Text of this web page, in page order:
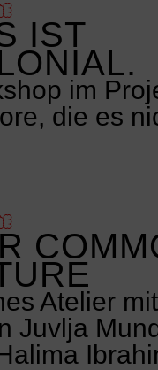
IST
im
die es
Atelier mit
Juvlja